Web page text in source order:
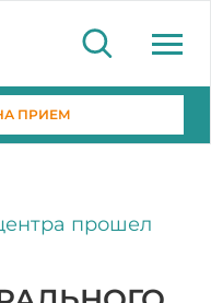
ПРИЕМ
прошел